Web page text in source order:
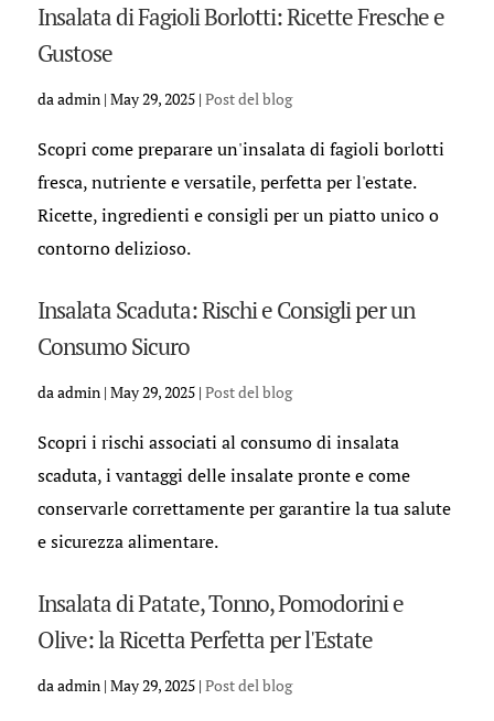
Insalata di Fagioli Borlotti: Ricette Fresche e
Gustose
daadmin| May 29, 2025| Post del blog
Scopri come preparare un'insalata di fagioli borlotti
fresca, nutriente e versatile, perfetta per l'estate.
Ricette, ingredienti e consigli per un piatto unico o
contorno delizioso.
Insalata Scaduta: Rischi e Consigli per un
Consumo Sicuro
daadmin| May 29, 2025| Post del blog
Scopri i rischi associati al consumo di insalata
scaduta, i vantaggi delle insalate pronte e come
conservarle correttamente per garantire la tua salute
e sicurezza alimentare.
Insalata di Patate, Tonno, Pomodorini e
Olive: la Ricetta Perfetta per l'Estate
daadmin| May 29, 2025| Post del blog